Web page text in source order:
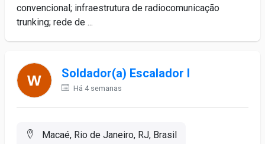
convencional; infraestrutura de radiocomunicação
trunking; rede de ...
Soldador(a) Escalador I
Há 4 semanas
Macaé, Rio de Janeiro, RJ, Brasil